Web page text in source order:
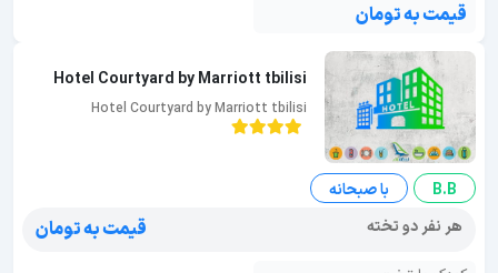
قیمت به تومان
Hotel Courtyard by Marriott tbilisi
Hotel Courtyard by Marriott tbilisi
B.B
با صبحانه
هر نفر دو تخته
قیمت به تومان